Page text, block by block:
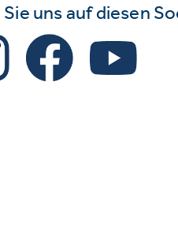
uns auf diesen